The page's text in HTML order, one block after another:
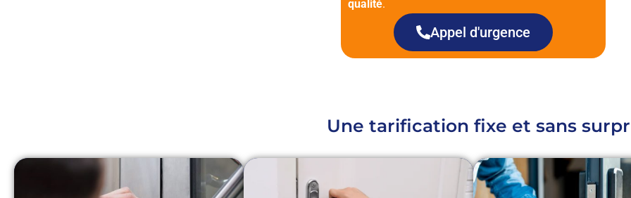
qualité.
Appel d'urgence
Une tarification fixe et sans